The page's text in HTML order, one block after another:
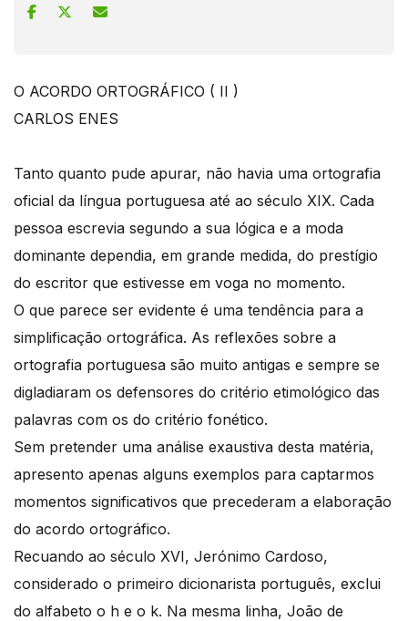
O ACORDO ORTOGRÁFICO ( II )
CARLOS ENES
Tanto quanto pude apurar, não havia uma ortografia
oficial da língua portuguesa até ao século XIX. Cada
pessoa escrevia segundo a sua lógica e a moda
dominante dependia, em grande medida, do prestígio
do escritor que estivesse em voga no momento.
O que parece ser evidente é uma tendência para a
simplificação ortográfica. As reflexões sobre a
ortografia portuguesa são muito antigas e sempre se
digladiaram os defensores do critério etimológico das
palavras com os do critério fonético.
Sem pretender uma análise exaustiva desta matéria,
apresento apenas alguns exemplos para captarmos
momentos significativos que precederam a elaboração
do acordo ortográfico.
Recuando ao século XVI, Jerónimo Cardoso,
considerado o primeiro dicionarista português, exclui
do alfabeto o h e o k. Na mesma linha, João de